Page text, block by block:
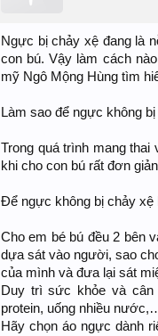
Ngực bị chảy xệ đang là
con bú. Vậy làm cách nào
mỹ Ngô Mộng Hùng tìm
Làm sao để ngực không
Trong quá trình mang
khi cho con bú rất đơn
Để ngực không bị chảy xệ
Cho em bé bú đều 2 bên
dựa sát vào người, sao
của mình và đưa lại sát
Duy trì sức khỏe và cân
protein, uống nhiều
Hãy chọn áo ngực dành